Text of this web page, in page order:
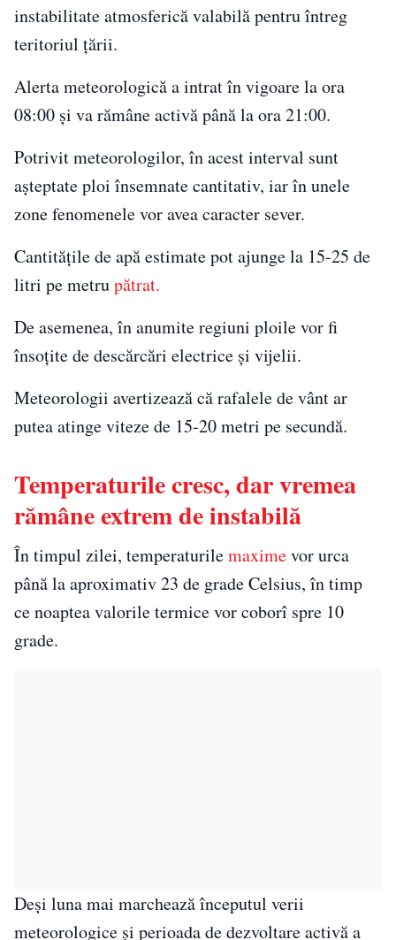
instabilitate atmosferică valabilă pentru întreg
teritoriul țării.
Alerta meteorologică a intrat în vigoare la ora
08:00 și va rămâne activă până la ora 21:00.
Potrivit meteorologilor, în acest interval sunt
așteptate ploi însemnate cantitativ, iar în unele
zone fenomenele vor avea caracter sever.
Cantitățile de apă estimate pot ajunge la 15-25 de
litri pe metrupătrat.
De asemenea, în anumite regiuni ploile vor fi
însoțite de descărcări electrice și vijelii.
Meteorologii avertizează că rafalele de vânt ar
putea atinge viteze de 15-20 metri pe secundă.
Temperaturile cresc, dar vremea
rămâne extrem de instabilă
În timpul zilei, temperaturilemaximevor urca
până la aproximativ 23 de grade Celsius, în timp
ce noaptea valorile termice vor coborî spre 10
grade.
Deși luna mai marchează începutul verii
meteorologice și perioada de dezvoltare activă a